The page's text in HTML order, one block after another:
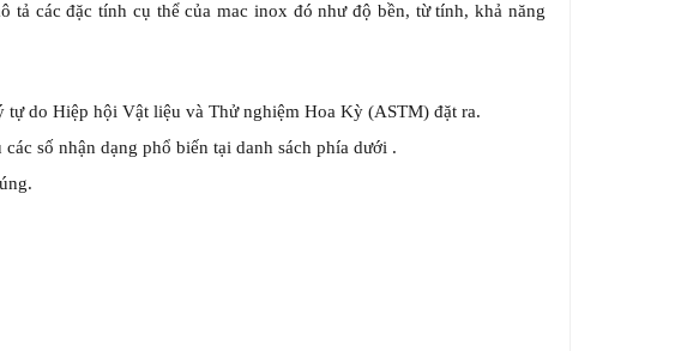
tả các đặc tính cụ thể của mac inox đó như độ bền, từ tính, khả năng
tự do Hiệp hội Vật liệu và Thử nghiệm Hoa Kỳ (ASTM) đặt ra.
số nhận dạng phổ biến tại danh sách phía dưới .